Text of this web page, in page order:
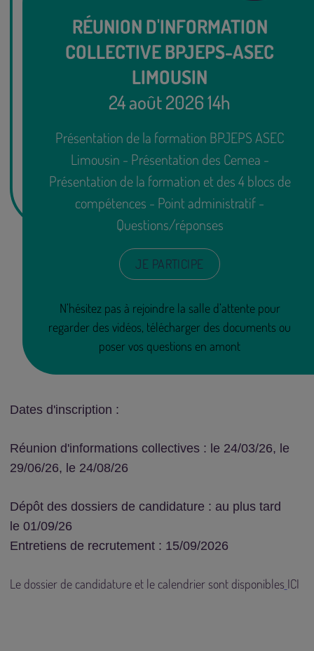
RÉUNION D'INFORMATION
COLLECTIVE BPJEPS-ASEC
LIMOUSIN
24 août 2026 14h
Présentation de la formation BPJEPS ASEC
Limousin - Présentation des Cemea -
Présentation de la formation et des 4 blocs de
compétences - Point administratif -
Questions/réponses
JE PARTICIPE
N’hésitez pas à rejoindre la salle d’attente pour
regarder des vidéos, télécharger des documents ou
poser vos questions en amont
Dates d'inscription :
Réunion d'informations collectives : le 24/03/26, le
29/06/26, le 24/08/26
Dépôt des dossiers de candidature : au plus tard
le 01/09/26
Entretiens de recrutement : 15/09/2026
Le dossier de candidature et le calendrier sont disponibles ICI